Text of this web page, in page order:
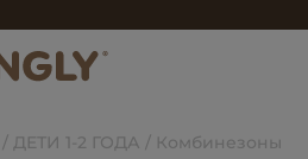
ДЕТИ 1-2 ГОДА Комбинезоны